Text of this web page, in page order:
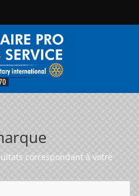
correspondant à votre